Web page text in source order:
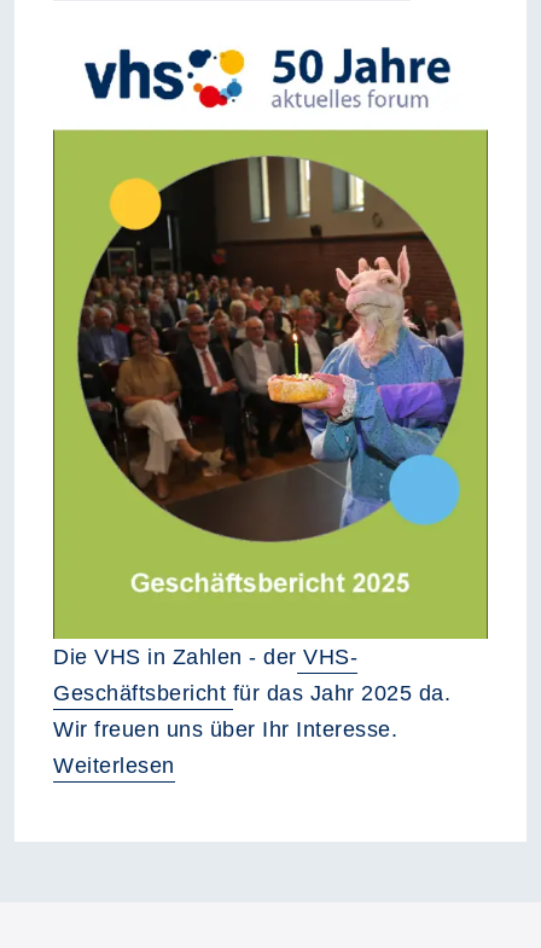
Die VHS in Zahlen - der VHS-
Geschäftsbericht für das Jahr 2025 da.
Wir freuen uns über Ihr Interesse.
Weiterlesen